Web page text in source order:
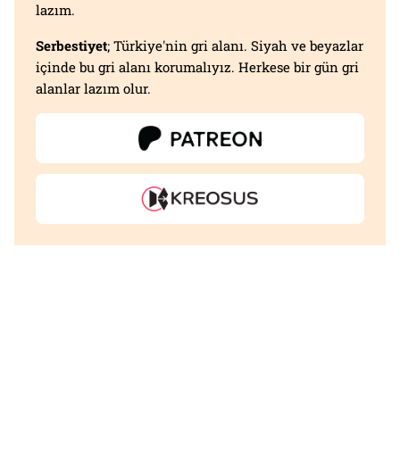
lazım.
Serbestiyet; Türkiye'nin gri alanı. Siyah ve beyazlar
içinde bu gri alanı korumalıyız. Herkese bir gün gri
alanlar lazım olur.